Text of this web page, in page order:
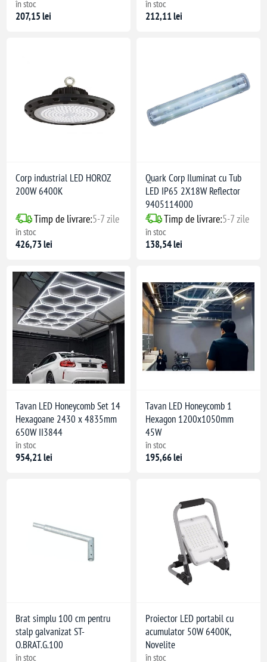
în stoc
207,15 lei
în stoc
212,11 lei
Corp industrial LED HOROZ
200W 6400K
Timp de livrare:5-7 zile
în stoc
426,73 lei
Quark Corp Iluminat cu Tub
LED IP65 2X18W Reflector
9405114000
Timp de livrare:5-7 zile
în stoc
138,54 lei
Tavan LED Honeycomb Set 14
Hexagoane 2430 x 4835mm
650W II3844
în stoc
954,21 lei
Tavan LED Honeycomb 1
Hexagon 1200x1050mm
45W
în stoc
195,66 lei
Brat simplu 100 cm pentru
stalp galvanizat ST-
O.BRAT.G.100
în stoc
Proiector LED portabil cu
acumulator 50W 6400K,
Novelite
în stoc